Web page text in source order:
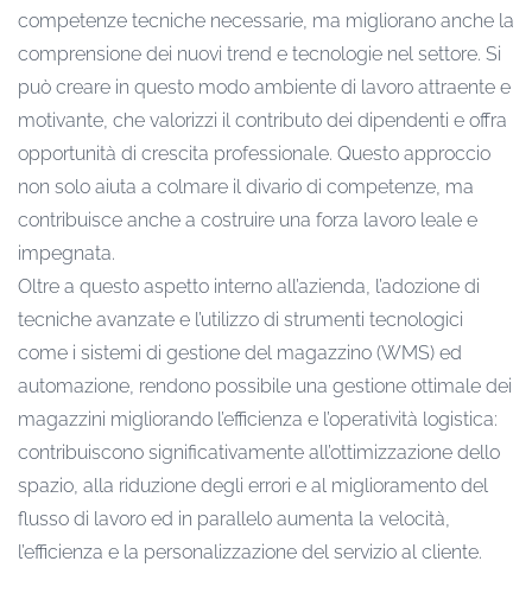
competenze tecniche necessarie, ma migliorano anche la
comprensione dei nuovi trend e tecnologie nel settore. Si
può creare in questo modo ambiente di lavoro attraente e
motivante, che valorizzi il contributo dei dipendenti e offra
opportunità di crescita professionale. Questo approccio
non solo aiuta a colmare il divario di competenze, ma
contribuisce anche a costruire una forza lavoro leale e
impegnata.
Oltre a questo aspetto interno all’azienda, l’adozione di
tecniche avanzate e l’utilizzo di strumenti tecnologici
come i sistemi di gestione del magazzino (WMS) ed
automazione, rendono possibile una gestione ottimale dei
magazzini migliorando l’efficienza e l’operatività logistica:
contribuiscono significativamente all’ottimizzazione dello
spazio, alla riduzione degli errori e al miglioramento del
flusso di lavoro ed in parallelo aumenta la velocità,
l’efficienza e la personalizzazione del servizio al cliente.